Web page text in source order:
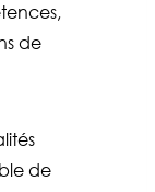
de
de